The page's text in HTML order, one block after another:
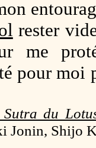
rester
me
pour moi
du
Jonin, Shijo